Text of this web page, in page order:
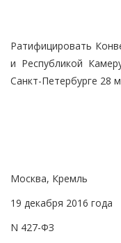
Ратифицировать
и Республикой
Санкт-Петербурге 28
Москва, Кремль
19 декабря 2016 года
N 427-ФЗ